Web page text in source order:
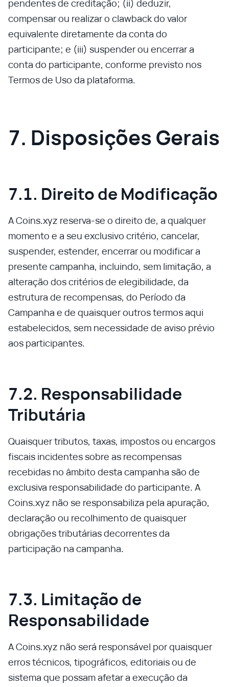
pendentes de creditação; (ii) deduzir,
compensar ou realizar o clawback do valor
equivalente diretamente da conta do
participante; e (iii) suspender ou encerrar a
conta do participante, conforme previsto nos
Termos de Uso da plataforma.
7. Disposições Gerais
7.1. Direito de Modificação
A Coins.xyz reserva-se o direito de, a qualquer
momento e a seu exclusivo critério, cancelar,
suspender, estender, encerrar ou modificar a
presente campanha, incluindo, sem limitação, a
alteração dos critérios de elegibilidade, da
estrutura de recompensas, do Período da
Campanha e de quaisquer outros termos aqui
estabelecidos, sem necessidade de aviso prévio
aos participantes.
7.2. Responsabilidade
Tributária
Quaisquer tributos, taxas, impostos ou encargos
fiscais incidentes sobre as recompensas
recebidas no âmbito desta campanha são de
exclusiva responsabilidade do participante. A
Coins.xyz não se responsabiliza pela apuração,
declaração ou recolhimento de quaisquer
obrigações tributárias decorrentes da
participação na campanha.
7.3. Limitação de
Responsabilidade
A Coins.xyz não será responsável por quaisquer
erros técnicos, tipográficos, editoriais ou de
sistema que possam afetar a execução da